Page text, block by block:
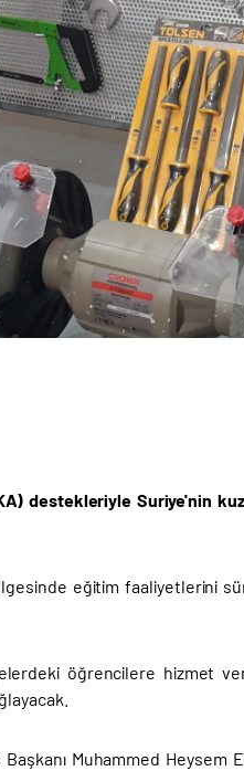
destekleriyle Suriye'nin
eğitim faaliyetlerini
öğrencilere hizmet
Muhammed Heysem